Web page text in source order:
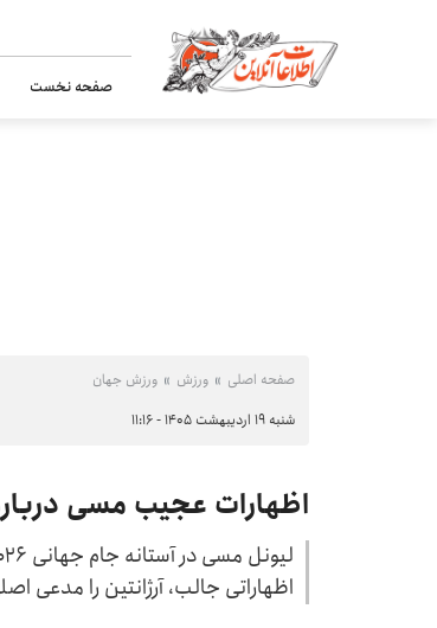
صفحه نخست
صفحه اصلی ورزش ورزش جهان
شنبه ۱۹ اردیبهشت ۱۴۰۵ - ۱۱:۱۶
اظهارات عجیب مسی درباره
اظهاراتی جالب، آرژانتین را مدعی